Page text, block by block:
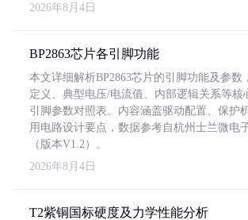
2026年8月4日
BP2863芯片各引脚功能
本文详细解析BP2863芯片的引脚功能及参数
定义、典型电压/电流值、内部逻辑关系等核
引脚参数对照表。内容涵盖驱动配置、保护
用电路设计要点，数据参考自杭州士兰微电
（版本V1.2）。
2026年8月4日
T2紫铜国标硬度及力学性能分析